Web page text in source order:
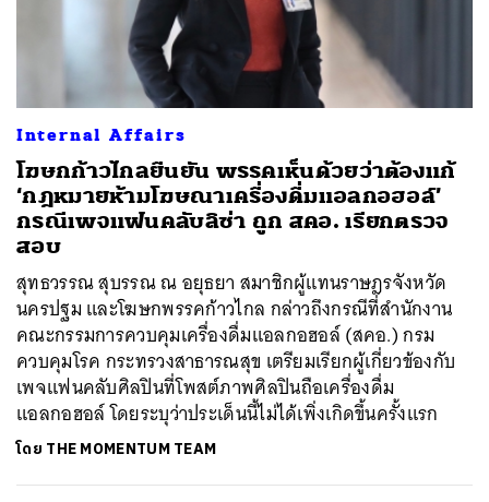
Internal Affairs
โฆษกก้าวไกลยืนยัน พรรคเห็นด้วยว่าต้องแก้
‘กฎหมายห้ามโฆษณาเครื่องดื่มแอลกอฮอล์’
กรณีเพจแฟนคลับลิซ่า ถูก สคอ. เรียกตรวจ
สอบ
สุทธวรรณ สุบรรณ ณ อยุธยา สมาชิกผู้แทนราษฎรจังหวัด
นครปฐม และโฆษกพรรคก้าวไกล กล่าวถึงกรณีที่สำนักงาน
คณะกรรมการควบคุมเครื่องดื่มแอลกอฮอล์ (สคอ.) กรม
ควบคุมโรค กระทรวงสาธารณสุข เตรียมเรียกผู้เกี่ยวข้องกับ
เพจแฟนคลับศิลปินที่โพสต์ภาพศิลปินถือเครื่องดื่ม
แอลกอฮอล์ โดยระบุว่าประเด็นนี้ไม่ได้เพิ่งเกิดขึ้นครั้งแรก
โดย THE MOMENTUM TEAM
ค้นหา